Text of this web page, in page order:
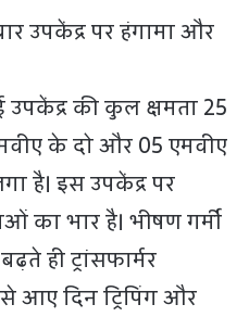
उपकेंद्र पर हंगामा और
की कुल क्षमता 25
के दो और 05 एमवीए
है। इस उपकेंद्र पर
का भार है। भीषण गर्मी
ही ट्रांसफार्मर
आए दिन ट्रिपिंग और